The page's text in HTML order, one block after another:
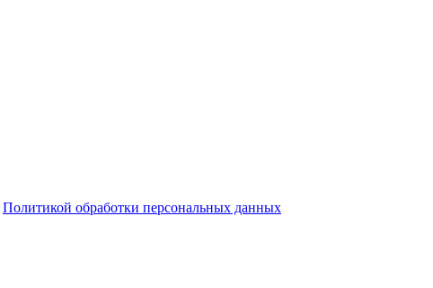
Политикой обработки персональных данных